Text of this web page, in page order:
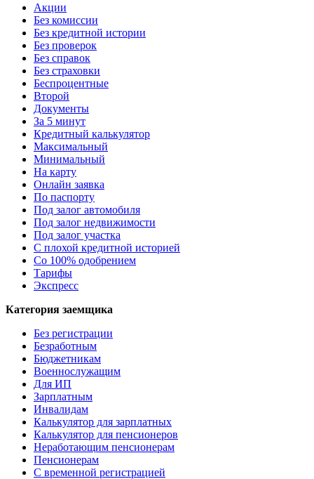
Акции
Без комиссии
Без кредитной истории
Без проверок
Без справок
Без страховки
Беспроцентные
Второй
Документы
За 5 минут
Кредитный калькулятор
Максимальный
Минимальный
На карту
Онлайн заявка
По паспорту
Под залог автомобиля
Под залог недвижимости
Под залог участка
С плохой кредитной историей
Со 100% одобрением
Тарифы
Экспресс
Категория заемщика
Без регистрации
Безработным
Бюджетникам
Военнослужащим
Для ИП
Зарплатным
Инвалидам
Калькулятор для зарплатных
Калькулятор для пенсионеров
Неработающим пенсионерам
Пенсионерам
С временной регистрацией